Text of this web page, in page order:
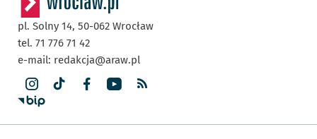
pl. Solny 14, 50-062 Wrocław
tel. 71 776 71 42
e-mail: redakcja@araw.pl